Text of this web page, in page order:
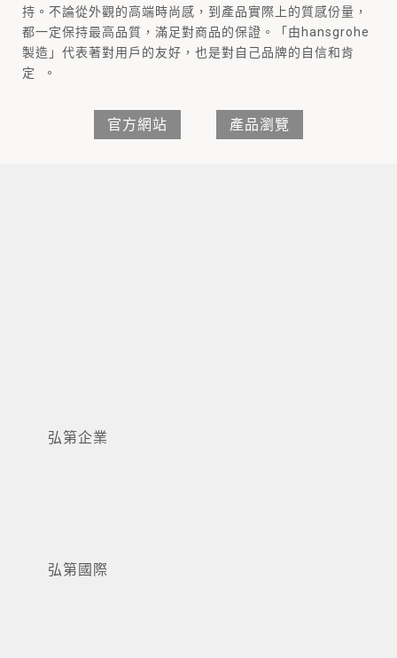
持。不論從外觀的高端時尚感，到產品實際上的質感份量，
都一定保持最高品質，滿足對商品的保證。「由hansgrohe
製造」代表著對用戶的友好，也是對自己品牌的自信和肯
定 。
官方網站 產品瀏覽
弘第企業
弘第國際